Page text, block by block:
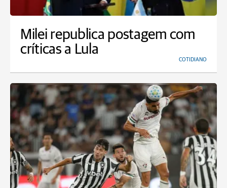
Milei republica postagem com
críticas a Lula
COTIDIANO